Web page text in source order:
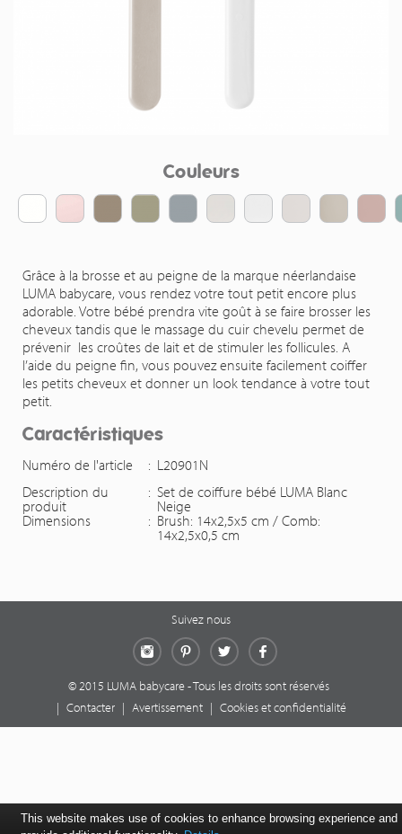
Couleurs
Grâce à la brosse et au peigne de la marque néerlandaise
LUMA babycare, vous rendez votre tout petit encore plus
adorable. Votre bébé prendra vite goût à se faire brosser les
cheveux tandis que le massage du cuir chevelu permet de
prévenir les croûtes de lait et de stimuler les follicules. A
l’aide du peigne fin, vous pouvez ensuite facilement coiffer
les petits cheveux et donner un look tendance à votre tout
petit.
Caractéristiques
Numéro de l'article : L20901N
Description du
produit
: Set de coiffure bébé LUMA Blanc
Neige
Dimensions
: Brush: 14x2,5x5 cm / Comb:
14x2,5x0,5 cm
Suivez nous
Pinterest TwitterFacebook
© 2015 LUMA babycare - Tous les droits sont réservés
| Contacter | Avertissement | Cookies et confidentialité
This website makes use of cookies to enhance browsing experience and